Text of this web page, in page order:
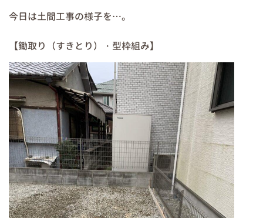
今日は土間工事の様子を…。
【鋤取り（すきとり）・型枠組み】